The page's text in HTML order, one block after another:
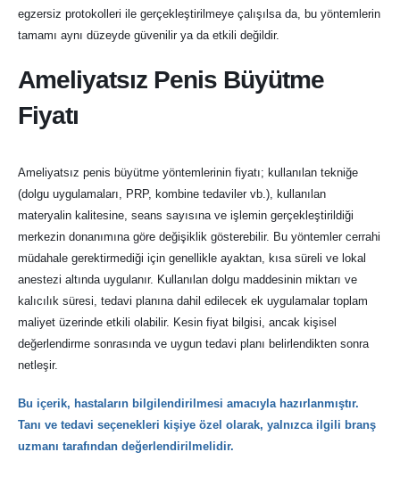
egzersiz protokolleri ile gerçekleştirilmeye çalışılsa da, bu yöntemlerin
tamamı aynı düzeyde güvenilir ya da etkili değildir.
Ameliyatsız Penis Büyütme
Fiyatı
Ameliyatsız penis büyütme yöntemlerinin fiyatı; kullanılan tekniğe
(dolgu uygulamaları, PRP, kombine tedaviler vb.), kullanılan
materyalin kalitesine, seans sayısına ve işlemin gerçekleştirildiği
merkezin donanımına göre değişiklik gösterebilir. Bu yöntemler cerrahi
müdahale gerektirmediği için genellikle ayaktan, kısa süreli ve lokal
anestezi altında uygulanır. Kullanılan dolgu maddesinin miktarı ve
kalıcılık süresi, tedavi planına dahil edilecek ek uygulamalar toplam
maliyet üzerinde etkili olabilir. Kesin fiyat bilgisi, ancak kişisel
değerlendirme sonrasında ve uygun tedavi planı belirlendikten sonra
netleşir.
Bu içerik, hastaların bilgilendirilmesi amacıyla hazırlanmıştır.
Tanı ve tedavi seçenekleri kişiye özel olarak, yalnızca ilgili branş
uzmanı tarafından değerlendirilmelidir.